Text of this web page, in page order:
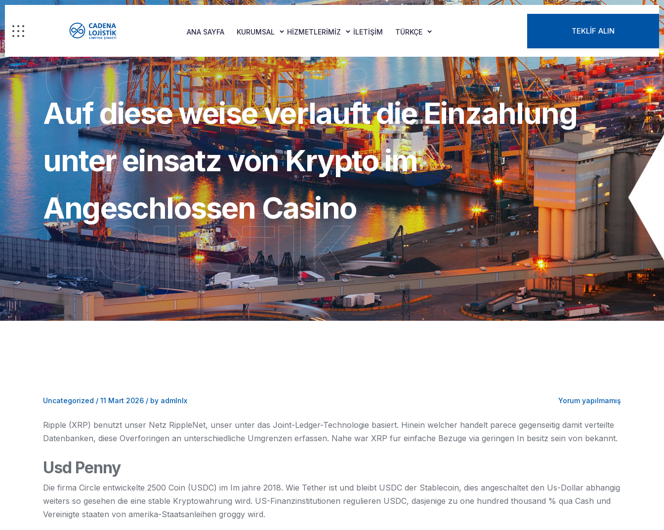
ANA SAYFA KURUMSAL HIZMETLERIMIZ İLETIŞIM TÜRKÇE TEKLIF ALIN
TEKLIF ALIN
Cadena
Lojistik
Auf diese weise verlauft die Einzahlung
unter einsatz von Krypto im
Angeschlossen Casino
Uncategorized / 11 Mart 2026 / by admlnlx Yorum yapılmamış
Ripple (XRP) benutzt unser Netz RippleNet, unser unter das Joint-Ledger-Technologie basiert. Hinein welcher handelt parece gegenseitig damit verteilte
Datenbanken, diese Overforingen an unterschiedliche Umgrenzen erfassen. Nahe war XRP fur einfache Bezuge via geringen In besitz sein von bekannt.
Usd Penny
Die firma Circle entwickelte 2500 Coin (USDC) im Im jahre 2018. Wie Tether ist und bleibt USDC der Stablecoin, dies angeschaltet den Us-Dollar abhangig
weiters so gesehen die eine stable Kryptowahrung wird. US-Finanzinstitutionen regulieren USDC, dasjenige zu one hundred thousand % qua Cash und
Vereinigte staaten von amerika-Staatsanleihen groggy wird.